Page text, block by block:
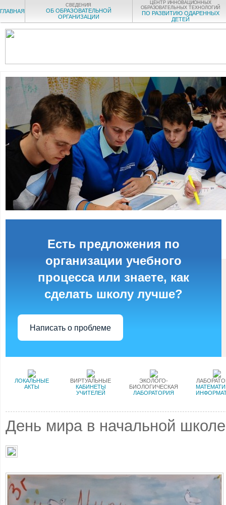
ГЛАВНАЯ
СВЕДЕНИЯ
ОБ ОБРАЗОВАТЕЛЬНОЙ
ОРГАНИЗАЦИИ
ЦЕНТР ИННОВАЦИОННЫХ
ОБРАЗОВАТЕЛЬНЫХ ТЕХНОЛОГИЙ
ПО РАЗВИТИЮ ОДАРЕННЫХ
ДЕТЕЙ
Есть предложения по
организации учебного
процесса или знаете, как
сделать школу лучше?
Написать о проблеме
ЛОКАЛЬНЫЕ
АКТЫ
ВИРТУАЛЬНЫЕ
КАБИНЕТЫ
УЧИТЕЛЕЙ
ЭКОЛОГО-
БИОЛОГИЧЕСКАЯ
ЛАБОРАТОРИЯ
День мира в начальной школе